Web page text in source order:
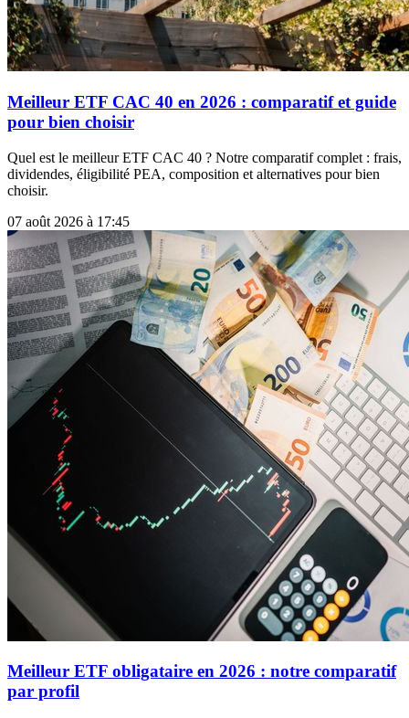
Meilleur ETF CAC 40 en 2026 : comparatif et guide
pour bien choisir
Quel est le meilleur ETF CAC 40 ? Notre comparatif complet : frais,
dividendes, éligibilité PEA, composition et alternatives pour bien
choisir.
07 août 2026 à 17:45
Meilleur ETF obligataire en 2026 : notre comparatif
par profil